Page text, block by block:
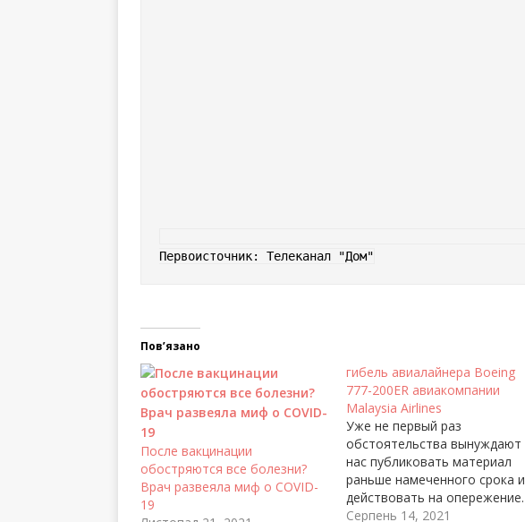
Первоисточник: Телеканал "Дом"
Пов’язано
После вакцинации
обостряются все болезни?
Врач развеяла миф о COVID-
19
гибель авиалайнера Boeing
777-200ER авиакомпании
Malaysia Airlines
Уже не первый раз
обстоятельства вынуждают
нас публиковать материал
раньше намеченного срока и
действовать на опережение.
Мы достаточно долго ждали,
Серпень 14, 2021